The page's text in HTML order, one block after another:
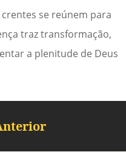
se reúnem para
traz transformação,
a plenitude de Deus